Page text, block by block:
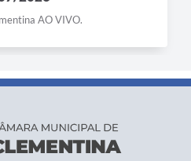
AO VIVO.